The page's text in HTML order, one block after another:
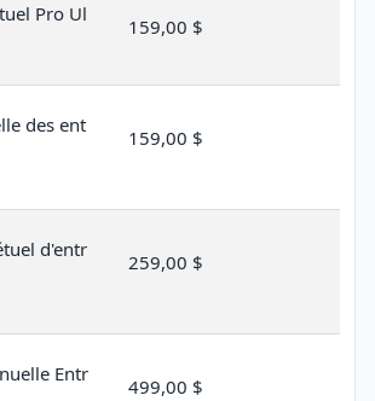
Pro Ul
159,00 $
des ent
159,00 $
d'entr
259,00 $
Entr
499,00 $